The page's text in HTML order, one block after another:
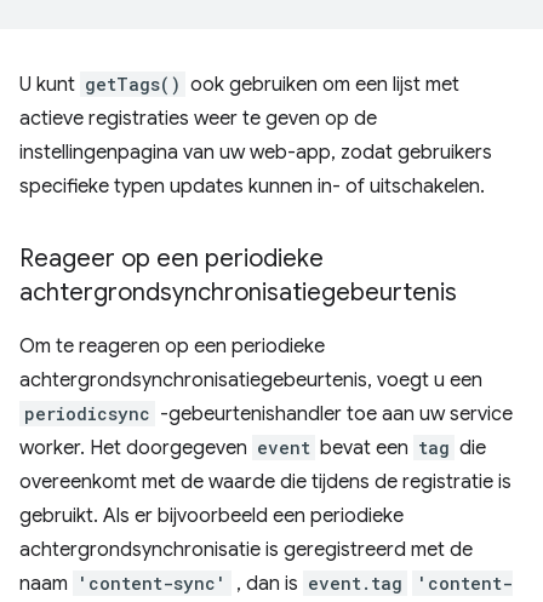
U kunt getTags() ook gebruiken om een lijst met
actieve registraties weer te geven op de
instellingenpagina van uw web-app, zodat gebruikers
specifieke typen updates kunnen in- of uitschakelen.
Reageer op een periodieke
achtergrondsynchronisatiegebeurtenis
Om te reageren op een periodieke
achtergrondsynchronisatiegebeurtenis, voegt u een
periodicsync -gebeurtenishandler toe aan uw service
worker. Het doorgegeven event bevat een tag die
overeenkomt met de waarde die tijdens de registratie is
gebruikt. Als er bijvoorbeeld een periodieke
achtergrondsynchronisatie is geregistreerd met de
naam
'content-sync' , dan is event.tag
'content-